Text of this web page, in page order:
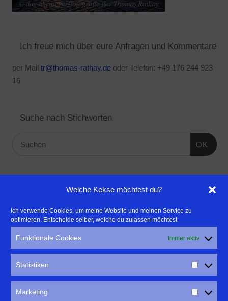
Welche Kekse möchtest du?
Ich verwende Cookies, um meine Website und meinen Service zu
optimieren. Entscheide selber, welche du zulassen möchtest.
Funktionale Cookies Immer aktiv
Statistiken
Marketing
Ich freue mich über eure Anfragen und Kommentare
per Mail tr@thomas-rathay.deoder Telefon: +49 176 244 923
16
Suche nach Stichworten
OK
- Für professionelle Fotografen, die ihre Stärken mehr in den
Fokus rücken wollen, empfehle ich eine Beratung durch Frau
Dr. Martina Mettner